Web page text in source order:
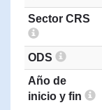
Sector CRS
ODS
Año de
inicio y fin